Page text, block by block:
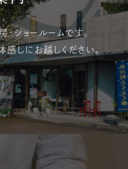
・ショールームです。
感しにお越しください。